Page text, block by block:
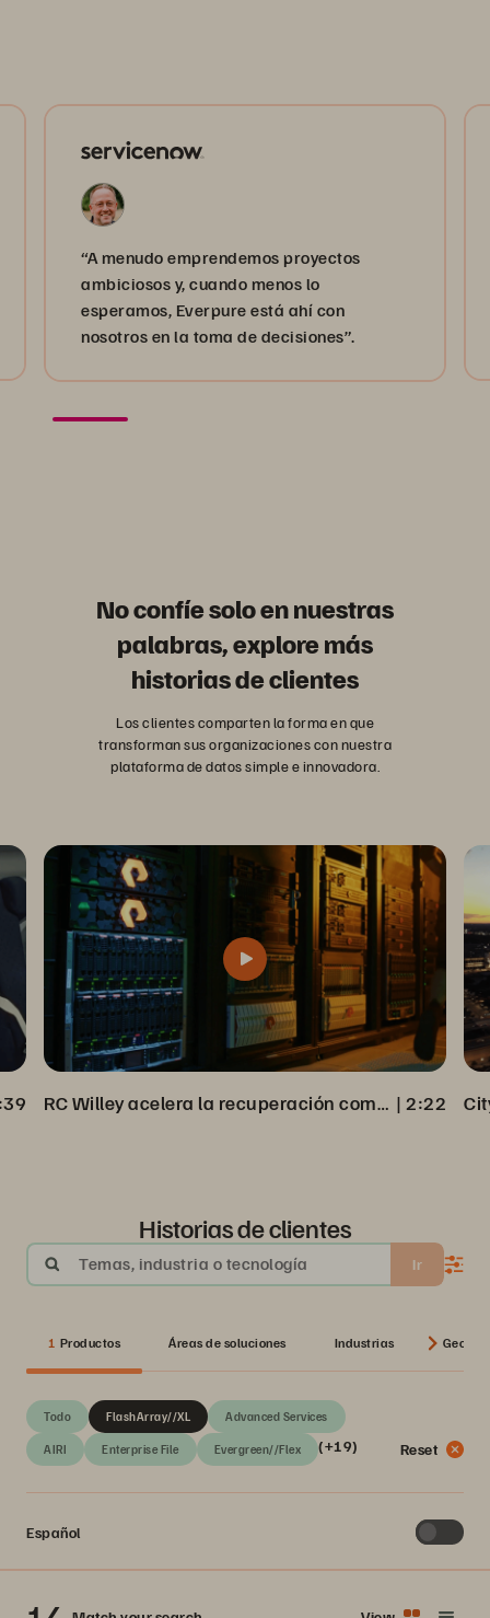
“A menudo emprendemos proyectos
ambiciosos y, cuando menos lo
esperamos, Everpure está ahí con
nosotros en la toma de decisiones”.
No confíe solo en nuestras
palabras, explore más
historias de clientes
Los clientes comparten la forma en que
transforman sus organizaciones con nuestra
plataforma de datos simple e innovadora.
RC Willey acelera la recuperación completa de datos desde Veeam Backup | 2:22
Historias de clientes
Temas, industria o tecnología Ir
1 Productos Áreas de soluciones Industrias Geos
Todo Advanced Services
AIRI Enterprise File Evergreen//Flex
FlashArray//XL
(+19) Reset
Español